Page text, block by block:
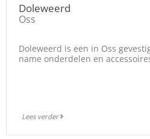
Lees verder
Doleweerd
Oss
Doleweerd is een in Oss
name onderdelen en